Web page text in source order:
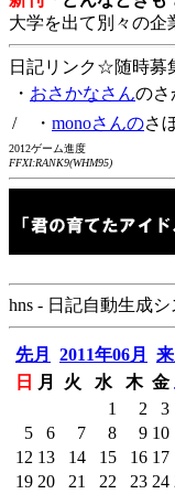
大学を出て別々の企
日記リンク☆随時募
・ おさかなさんのさ
/ ・ monoさんのさ
2012ゲーム進度
FFXI:RANK9(WHM95)
hns - 日記自動生成シ
先月 2011年06月
来
日
月 火 水 木 金
1
2 3
5
6 7 8 9 10
12 13 14 15 16 17
19 20 21 22 23 24